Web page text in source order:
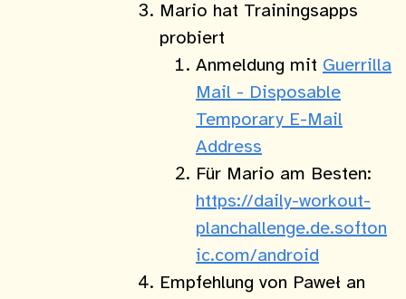
Mario hat Trainingsapps
probiert
Anmeldung mit Guerrilla
Mail - Disposable
Temporary E-Mail
Address
Für Mario am Besten:
https://daily-workout-
planchallenge.de.softon
ic.com/android
Empfehlung von Paweł an